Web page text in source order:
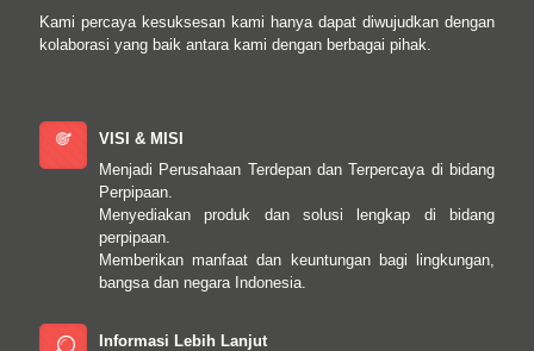
Kami percaya kesuksesan kami hanya dapat diwujudkan dengan
kolaborasi yang baik antara kami dengan berbagai pihak.
VISI & MISI
Menjadi Perusahaan Terdepan dan Terpercaya di bidang
Perpipaan.
Menyediakan produk dan solusi lengkap di bidang
perpipaan.
Memberikan manfaat dan keuntungan bagi lingkungan,
bangsa dan negara Indonesia.
Informasi Lebih Lanjut